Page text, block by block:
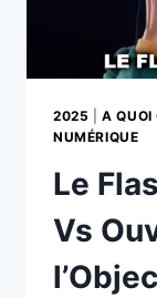
2025 |A QUOI
NUMÉRIQUE
Le
Vs